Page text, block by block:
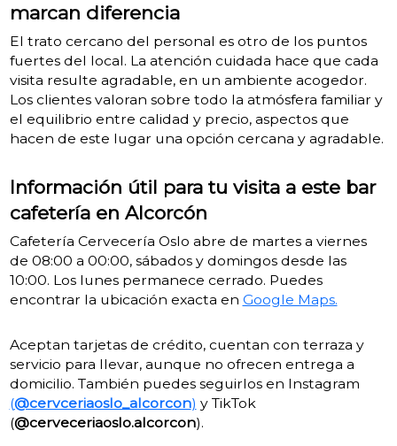
marcan diferencia
El trato cercano del personal es otro de los puntos
fuertes del local. La atención cuidada hace que cada
visita resulte agradable, en un ambiente acogedor.
Los clientes valoran sobre todo la atmósfera familiar y
el equilibrio entre calidad y precio, aspectos que
hacen de este lugar una opción cercana y agradable.
Información útil para tu visita a este bar
cafetería en Alcorcón
Cafetería Cervecería Oslo abre de martes a viernes
de 08:00 a 00:00, sábados y domingos desde las
10:00. Los lunes permanece cerrado. Puedes
encontrar la ubicación exacta en Google Maps.
Aceptan tarjetas de crédito, cuentan con terraza y
servicio para llevar, aunque no ofrecen entrega a
domicilio. También puedes seguirlos en Instagram
(@cervceriaoslo_alcorcon) y TikTok
(@cerveceriaoslo.alcorcon).